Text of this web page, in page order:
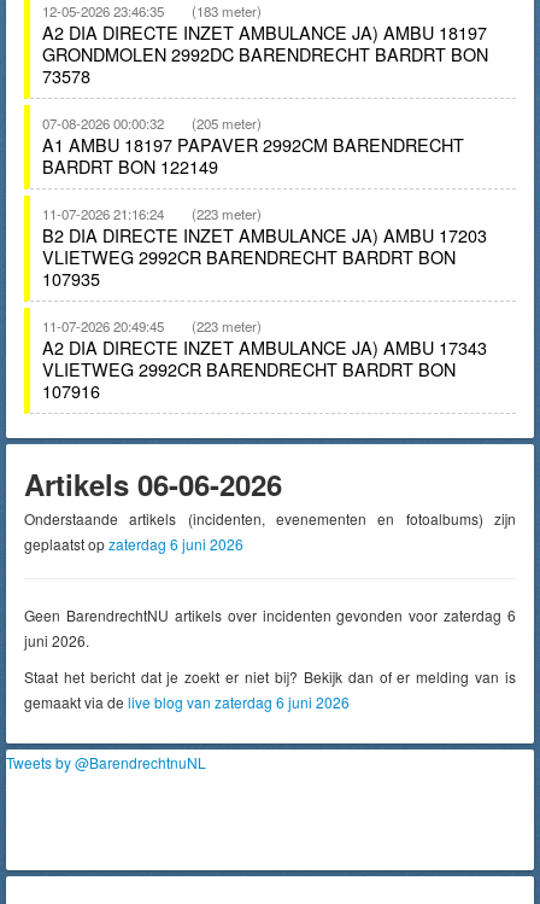
12-05-2026 23:46:35 (183 meter)
A2 DIA DIRECTE INZET AMBULANCE JA) AMBU 18197
GRONDMOLEN 2992DC BARENDRECHT BARDRT BON
73578
07-08-2026 00:00:32 (205 meter)
A1 AMBU 18197 PAPAVER 2992CM BARENDRECHT
BARDRT BON 122149
11-07-2026 21:16:24 (223 meter)
B2 DIA DIRECTE INZET AMBULANCE JA) AMBU 17203
VLIETWEG 2992CR BARENDRECHT BARDRT BON
107935
11-07-2026 20:49:45 (223 meter)
A2 DIA DIRECTE INZET AMBULANCE JA) AMBU 17343
VLIETWEG 2992CR BARENDRECHT BARDRT BON
107916
Artikels 06-06-2026
Onderstaande artikels (incidenten, evenementen en fotoalbums) zijn
geplaatst opzaterdag 6 juni 2026
Geen BarendrechtNU artikels over incidenten gevonden voor zaterdag 6
juni 2026.
Staat het bericht dat je zoekt er niet bij? Bekijk dan of er melding van is
gemaakt via de live blog van zaterdag 6 juni 2026
Tweets by @BarendrechtnuNL